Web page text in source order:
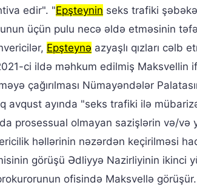
edir". "Epşteynin seks trafiki
üçün pulu necə əldə etməsinin
Epşteynə azyaşlı qızları cəlb
ci ildə məhkum edilmiş Maksvellin
çağırılması Nümayəndələr
avqust ayında "seks trafiki ilə
prosessual olmayan sazişlərin və/və
həllərinin nəzərdən keçirilməsi
görüşü Ədliyyə Nazirliyinin ikinci
ofisində Maksvellə